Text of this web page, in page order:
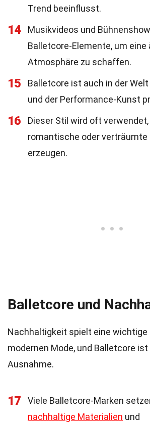
Trend beeinflusst.
14
Musikvideos und
Balletcore-Elemente, um
Atmosphäre zu schaffen.
15
Balletcore ist auch in der
und der Performance-Kunst
16
Dieser Stil wird oft
romantische oder verträumte
erzeugen.
Balletcore und
Nachhaltigkeit spielt eine wichtige
modernen Mode, und Balletcore ist
Ausnahme.
17
Viele Balletcore-Marken
nachhaltige Materialien und